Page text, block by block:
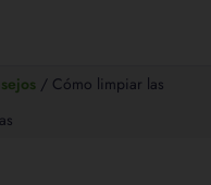
/ Cómo limpiar las